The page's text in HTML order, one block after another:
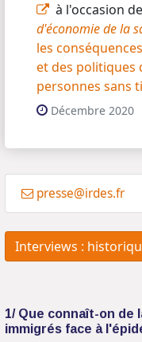
à l'occasion
d'économie de la
les
et des politiques
personnes sans
Décembre 2020
presse@irdes.fr
Interviews :
1/ Que connaît-on de
immigrés face à